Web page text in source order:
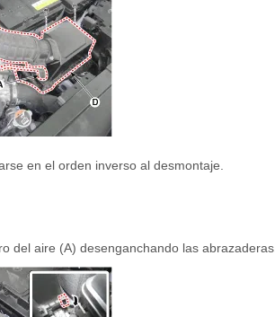
en el orden inverso al desmontaje.
del aire (A) desenganchando las abrazaderas.